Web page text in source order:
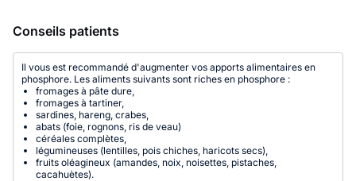
Conseils patients
Il vous est recommandé d'augmenter vos apports alimentaires en
phosphore. Les aliments suivants sont riches en phosphore :
fromages à pâte dure,
fromages à tartiner,
sardines, hareng, crabes,
abats (foie, rognons, ris de veau)
céréales complètes,
légumineuses (lentilles, pois chiches, haricots secs),
fruits oléagineux (amandes, noix, noisettes, pistaches,
cacahuètes).